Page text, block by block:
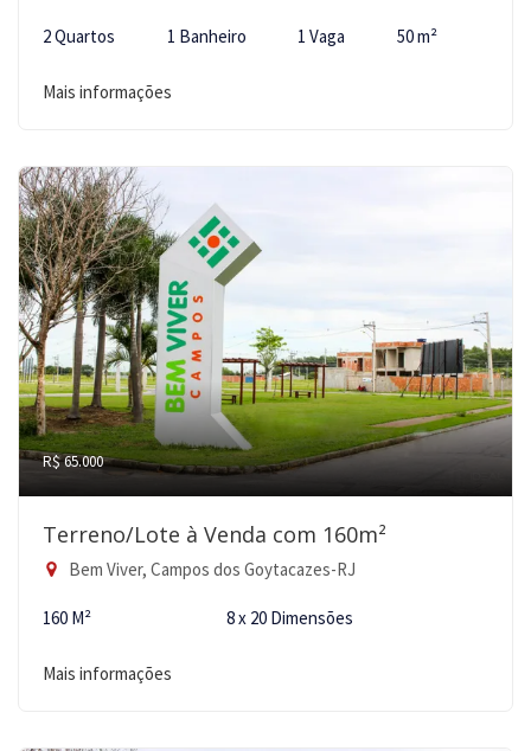
2 Quartos 1 Banheiro 1 Vaga 50 m²
Mais informações
R$ 65.000
Terreno/Lote à Venda com 160m²
Bem Viver, Campos dos Goytacazes-RJ
160 M² 8 x 20 Dimensões
Mais informações